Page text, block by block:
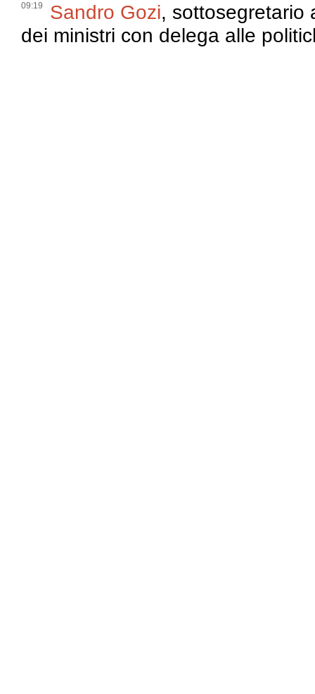
09:19 Sandro Gozi, sottosegretario
dei ministri con delega alle